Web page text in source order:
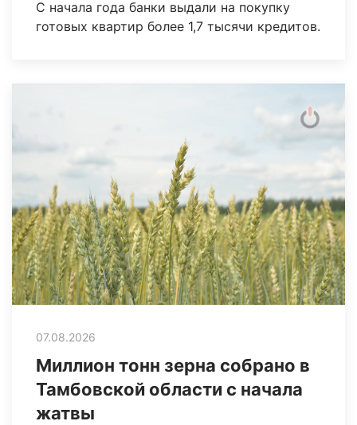
С начала года банки выдали на покупку
готовых квартир более 1,7 тысячи кредитов.
07.08.2026
Миллион тонн зерна собрано в
Тамбовской области с начала
жатвы